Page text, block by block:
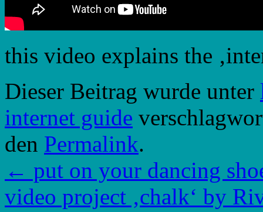
this video explains the
Dieser Beitrag wurde unter
internet guide
den Permalink.
← put on your dancing
video project ‚chalk‘ by